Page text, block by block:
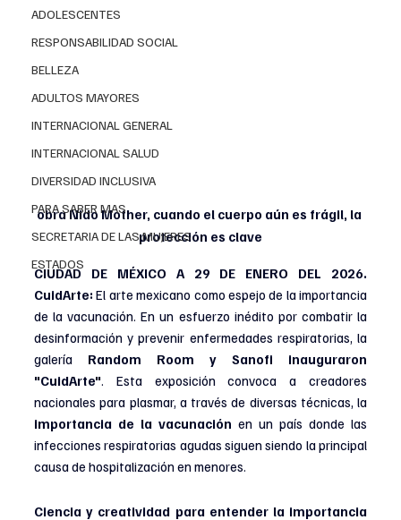
ADOLESCENTES
RESPONSABILIDAD SOCIAL
BELLEZA
ADULTOS MAYORES
INTERNACIONAL GENERAL
INTERNACIONAL SALUD
DIVERSIDAD INCLUSIVA
PARA SABER MAS
SECRETARIA DE LAS MUJERES
ESTADOS
obra Nido Mother, cuando el cuerpo aún es frágil, la
protección es clave
CIUDAD DE MÉXICO A 29 DE ENERO DEL 2026.
CuidArte: El arte mexicano como espejo de la importancia
de la vacunación. En un esfuerzo inédito por combatir la
desinformación y prevenir enfermedades respiratorias, la
galería Random Room y Sanofi inauguraron
"CuidArte". Esta exposición convoca a creadores
importancia de la vacunación en un país donde las
infecciones respiratorias agudas siguen siendo la principal
causa de hospitalización en menores.
Ciencia y creatividad para entender la importancia